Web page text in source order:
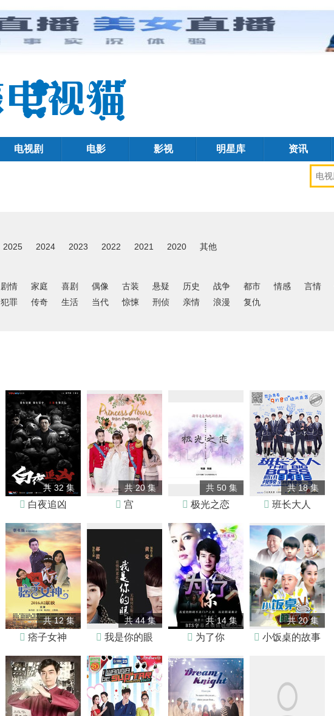
电视剧 电影 影视 明星库 资讯
2025 2024 2023 2022 2021 2020 其他
剧情 家庭 喜剧 偶像 古装 悬疑 历史 战争 都市 情感 言情
犯罪 传奇 生活 当代 惊悚 刑侦 亲情 浪漫 复仇
共 32 集
 白夜追凶
共 20 集
 宫
共 50 集
 极光之恋
共 18 集
 班长大人
共 12 集
 痞子女神
共 44 集
 我是你的眼
共 14 集
 为了你
共 20 集
 小饭桌的故事